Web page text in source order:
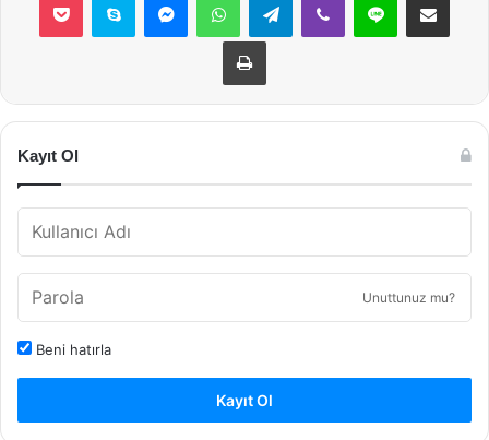
Yazdır
Kayıt Ol
Unuttunuz mu?
Beni hatırla
Kayıt Ol